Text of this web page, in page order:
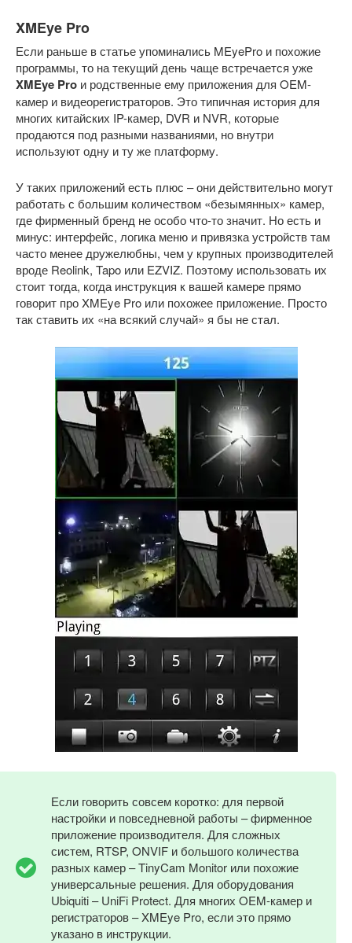
XMEye Pro
Если раньше в статье упоминались MEyePro и похожие
программы, то на текущий день чаще встречается уже
XMEye Pro и родственные ему приложения для OEM-
камер и видеорегистраторов. Это типичная история для
многих китайских IP-камер, DVR и NVR, которые
продаются под разными названиями, но внутри
используют одну и ту же платформу.
У таких приложений есть плюс – они действительно могут
работать с большим количеством «безымянных» камер,
где фирменный бренд не особо что-то значит. Но есть и
минус: интерфейс, логика меню и привязка устройств там
часто менее дружелюбны, чем у крупных производителей
вроде Reolink, Tapo или EZVIZ. Поэтому использовать их
стоит тогда, когда инструкция к вашей камере прямо
говорит про XMEye Pro или похожее приложение. Просто
так ставить их «на всякий случай» я бы не стал.
Если говорить совсем коротко: для первой
настройки и повседневной работы – фирменное
приложение производителя. Для сложных
систем, RTSP, ONVIF и большого количества
разных камер – TinyCam Monitor или похожие
универсальные решения. Для оборудования
Ubiquiti – UniFi Protect. Для многих OEM-камер и
регистраторов – XMEye Pro, если это прямо
указано в инструкции.